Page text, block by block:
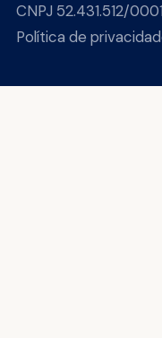
CNPJ 52.431.512/
Política de